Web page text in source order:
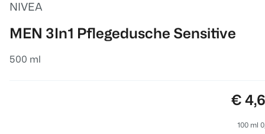
NIVEA
MEN 3In1 Pflegedusche Sensitive
500 ml
€
100 ml